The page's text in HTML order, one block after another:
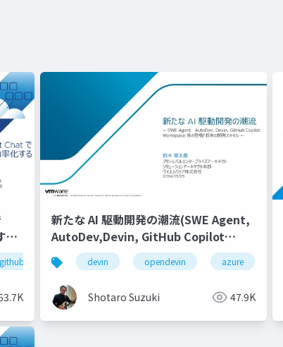
ui/ux designer & developer collaboration
-
github github copilot github copilot chat
新たな AI 駆動開発の潮流(SWE Agent,
AutoDev,Devin, GitHub Copilot
Workspace等)
devin opendevin azure
Shotaro Suzuki 47.9K